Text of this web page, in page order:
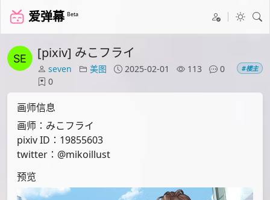
爱弹幕 Beta
[pixiv] みこフライ
seven 美图 2025-02-01 113
0
0
#楼主
画师信息
画师：みこフライ
pixiv ID：19855603
twitter：@mikoillust
预览